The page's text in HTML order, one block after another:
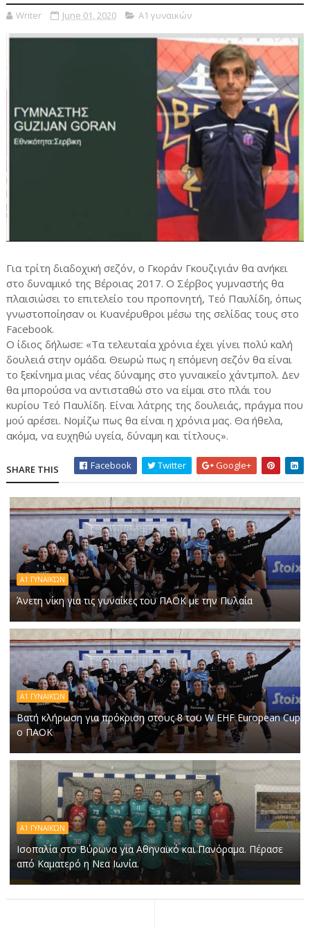
Writer June 01, 2020 Α1 γυναικών
Για τρίτη διαδοχική σεζόν, ο Γκοράν Γκουζιγιάν θα ανήκει
στο δυναμικό της Βέροιας 2017. Ο Σέρβος γυμναστής θα
πλαισιώσει το επιτελείο του προπονητή, Τεό Παυλίδη, όπως
γνωστοποίησαν οι Κυανέρυθροι μέσω της σελίδας τους στο
Facebook.
Ο ίδιος δήλωσε: «Τα τελευταία χρόνια έχει γίνει πολύ καλή
δουλειά στην ομάδα. Θεωρώ πως η επόμενη σεζόν θα είναι
το ξεκίνημα μιας νέας δύναμης στο γυναικείο χάντμπολ. Δεν
θα μπορούσα να αντισταθώ στο να είμαι στο πλάι του
κυρίου Τεό Παυλίδη. Είναι λάτρης της δουλειάς, πράγμα που
μού αρέσει. Νομίζω πως θα είναι η χρόνια μας. Θα ήθελα,
ακόμα, να ευχηθώ υγεία, δύναμη και τίτλους».
SHARE THIS Facebook Twitter Google+
Α1 ΓΥΝΑΙΚΏΝ
Άνετη νίκη για τις γυναίκες του ΠΑΟΚ με την Πυλαία
Α1 ΓΥΝΑΙΚΏΝ
Βατή κλήρωση για πρόκριση στους 8 του W EHF European Cup
ο ΠΑΟΚ
Α1 ΓΥΝΑΙΚΏΝ
Ισοπαλία στο Βύρωνα για Αθηναϊκό και Πανόραμα. Πέρασε
από Καματερό η Νεα Ιωνία.